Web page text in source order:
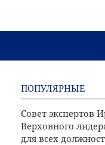
ПОПУЛЯРНЫЕ
Совет экспертов
Верховного
для всех